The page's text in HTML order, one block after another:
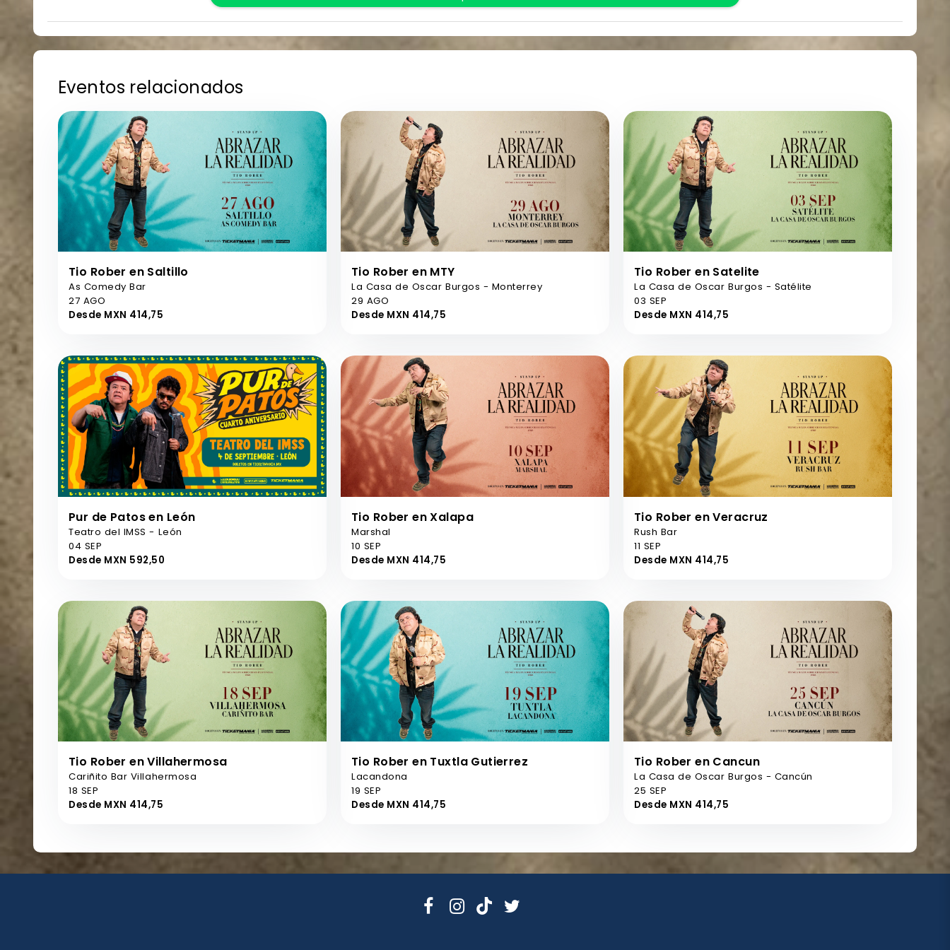
Eventos relacionados
Tio Rober en Saltillo
As Comedy Bar
27 AGO
Desde MXN 414,75
Tio Rober en MTY
La Casa de Oscar Burgos - Monterrey
29 AGO
Desde MXN 414,75
Tio Rober en Satelite
La Casa de Oscar Burgos - Satélite
03 SEP
Desde MXN 414,75
Pur de Patos en León
Teatro del IMSS - León
04 SEP
Desde MXN 592,50
Tio Rober en Xalapa
Marshal
10 SEP
Desde MXN 414,75
Tio Rober en Veracruz
Rush Bar
11 SEP
Desde MXN 414,75
Tio Rober en Villahermosa
Cariñito Bar Villahermosa
18 SEP
Desde MXN 414,75
Tio Rober en Tuxtla Gutierrez
Lacandona
19 SEP
Desde MXN 414,75
Tio Rober en Cancun
La Casa de Oscar Burgos - Cancún
25 SEP
Desde MXN 414,75